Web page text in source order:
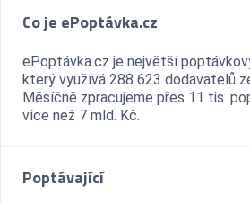
Co je ePoptávka.cz
ePoptávka.cz je největší
který využívá 288 623 dodavatelů
Měsíčně zpracujeme přes 11 tis.
více než 7 mld. Kč.
Poptávající